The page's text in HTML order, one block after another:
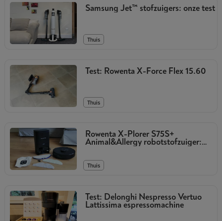
Samsung Jet™ stofzuigers: onze test
Thuis
Test: Rowenta X-Force Flex 15.60
Thuis
Rowenta X-Plorer S75S+
Animal&Allergy robotstofzuiger:
Thuis
Test: Delonghi Nespresso Vertuo
Lattissima espressomachine